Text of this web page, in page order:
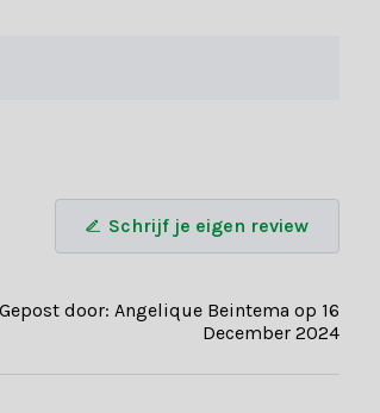
adviseren door een van onze
Schrijf je eigen review
Gepost door: Angelique Beintema op 16
December 2024